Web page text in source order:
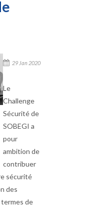
29 Jan 2020
Le
Challenge
Sécurité de
SOBEGI a
pour
ambition de
contribuer
sécurité
des
de